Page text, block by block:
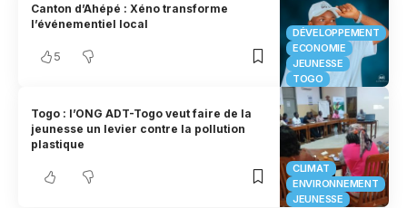
DÉVELOPPEMENT
ECONOMIE
JEUNESSE
TOGO
Canton d’Ahépé : Xéno transforme
l’événementiel local
5
CLIMAT
ENVIRONNEMENT
JEUNESSE
Togo : l’ONG ADT-Togo veut faire de la
jeunesse un levier contre la pollution
plastique